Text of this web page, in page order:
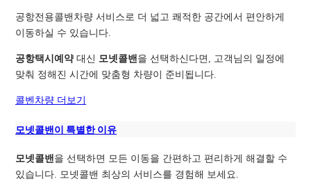
공항전용콜밴차량 서비스로 더 넓고 쾌적한 공간에서 편안하게
이동하실 수 있습니다.
공항택시예약대신 모넷콜밴 을 선택하신다면, 고객님의 일정에
맞춰 정해진 시간에 맞춤형 차량이 준비됩니다.
콜벤차량 더보기
모넷콜밴이 특별한 이유
모넷콜밴 을 선택하면 모든 이동을 간편하고 편리하게 해결할 수
있습니다. 모넷콜밴 최상의 서비스를 경험해 보세요.